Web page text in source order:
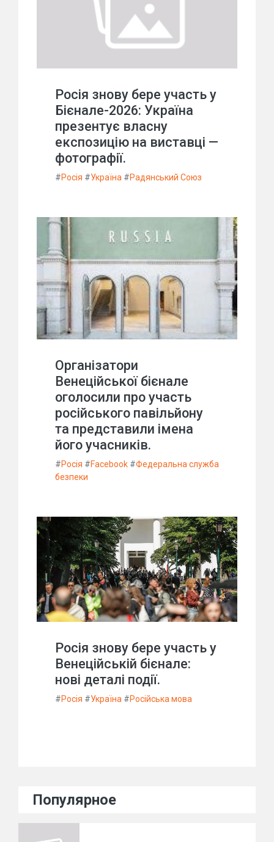
Росія знову бере участь у
Бієнале-2026: Україна
презентує власну
експозицію на виставці —
фотографії.
#Росія #Україна #Радянський Союз
Організатори
Венеційської бієнале
оголосили про участь
російського павільйону
та представили імена
його учасників.
#Росія #Facebook #Федеральна служба
безпеки
Росія знову бере участь у
Венеційській бієнале:
нові деталі події.
#Росія #Україна #Російська мова
Популярное